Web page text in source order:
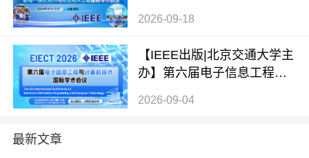
国际学术会议（ICMTAE 202
2026-09-18
【IEEE出版|北京交通大学主
办】第六届电子信息工程与
IECT 2026）
2026-09-04
最新文章